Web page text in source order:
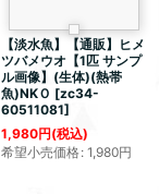
【淡水魚】【通販】ヒメ
ツバメウオ【1匹 サンプ
ル画像】(生体)(熱帯
魚)NKＯ [zc34-
60511081]
1,980円(税込)
希望小売価格: 1,980円